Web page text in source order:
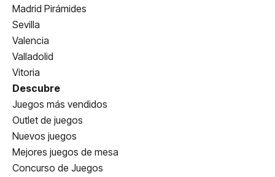
Madrid Pirámides
Sevilla
Valencia
Valladolid
Vitoria
Descubre
Juegos más vendidos
Outlet de juegos
Nuevos juegos
Mejores juegos de mesa
Concurso de Juegos